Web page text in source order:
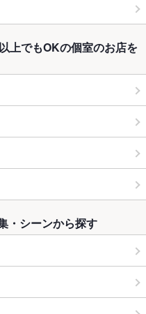
上でもOKの個室のお店を
・シーンから探す